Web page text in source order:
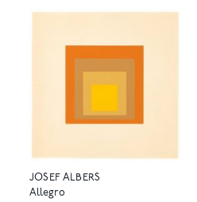
JOSEF ALBERS
Allegro